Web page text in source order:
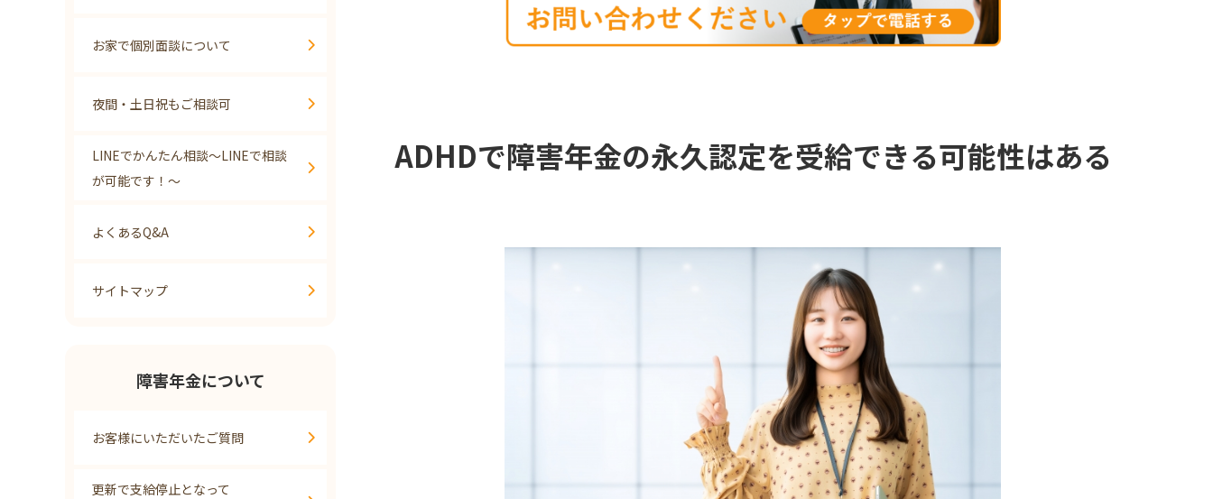
ADHDで障害年金の永久認定を受給できる可能性はある
お家で個別面談について
夜間・土日祝もご相談可
LINEでかんたん相談～LINEで相談
が可能です！～
よくあるQ&A
サイトマップ
障害年金について
お客様にいただいたご質問
更新で支給停止となって